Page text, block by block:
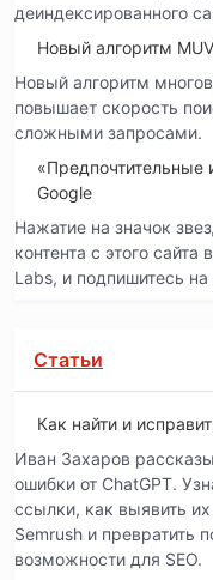
деиндексированного
Новый алгоритм
Новый алгоритм
повышает скорость
сложными запросами.
«Предпочтительные
Google
Нажатие на значок
контента с этого
Labs, и подпишитесь
Статьи
Как найти и
Иван Захаров
ошибки от ChatGPT.
ссылки, как выявить
Semrush и превратить
возможности для SEO.